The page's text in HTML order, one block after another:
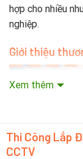
hợp cho nhiều
nghiệp.
Giới thiệu
Xem thêm
Thi Công Lắp
CCTV